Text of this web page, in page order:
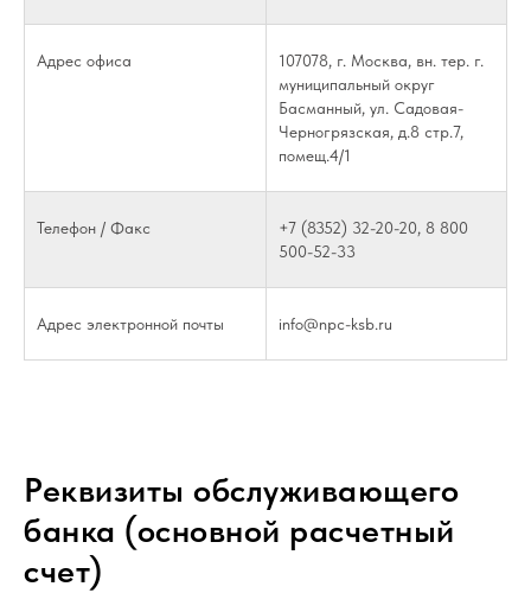
Адрес офиса
107078, г. Москва, вн. тер. г.
муниципальный округ
Басманный, ул. Садовая-
Черногрязская, д.8 стр.7,
помещ.4/1
Телефон / Факс
+7 (8352) 32-20-20, 8 800
500-52-33
Адрес электронной почты info@npc-ksb.ru
Реквизиты обслуживающего
банка (основной расчетный
счет)